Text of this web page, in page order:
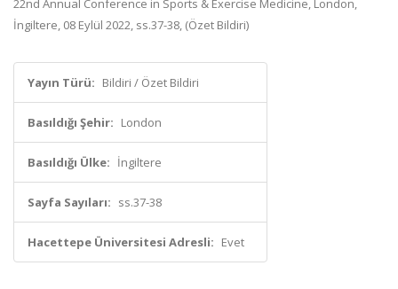
22nd Annual Conference in Sports & Exercise Medicine, London,
İngiltere, 08 Eylül 2022, ss.37-38, (Özet Bildiri)
Yayın Türü: Bildiri / Özet Bildiri
Basıldığı Şehir: London
Basıldığı Ülke: İngiltere
Sayfa Sayıları: ss.37-38
Hacettepe Üniversitesi Adresli: Evet